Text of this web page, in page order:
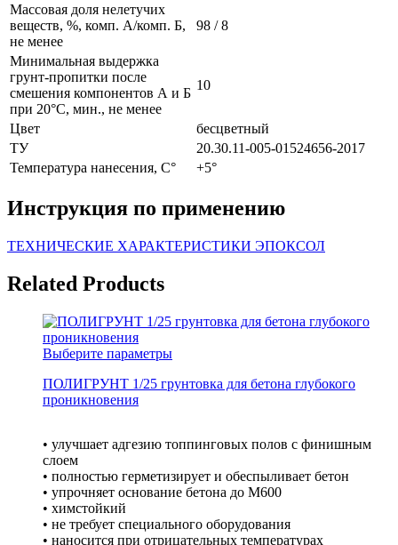
Массовая доля нелетучих
веществ, %, комп. А/комп. Б,
не менее
98 / 8
Минимальная выдержка
грунт-пропитки после
смешения компонентов А и Б
при 20°С, мин., не менее
10
Цвет
бесцветный
ТУ
20.30.11-005-01524656-2017
Температура нанесения, С°
+5°
Инструкция по применению
ТЕХНИЧЕСКИЕ ХАРАКТЕРИСТИКИ ЭПОКСОЛ
Related Products
Выберите параметры
ПОЛИГРУНТ 1/25 грунтовка для бетона глубокого
проникновения
• улучшает адгезию топпинговых полов с финишным
слоем
• полностью герметизирует и обеспыливает бетон
• упрочняет основание бетона до М600
• химстойкий
• не требует специального оборудования
• наносится при отрицательных температурах